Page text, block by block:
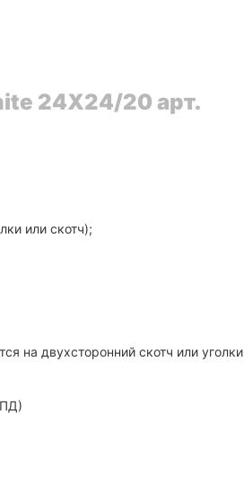
24X24/20 арт.
или скотч);
на двухсторонний скотч или